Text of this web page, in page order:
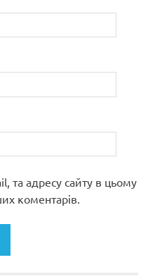
та адресу сайту в цьому
коментарів.